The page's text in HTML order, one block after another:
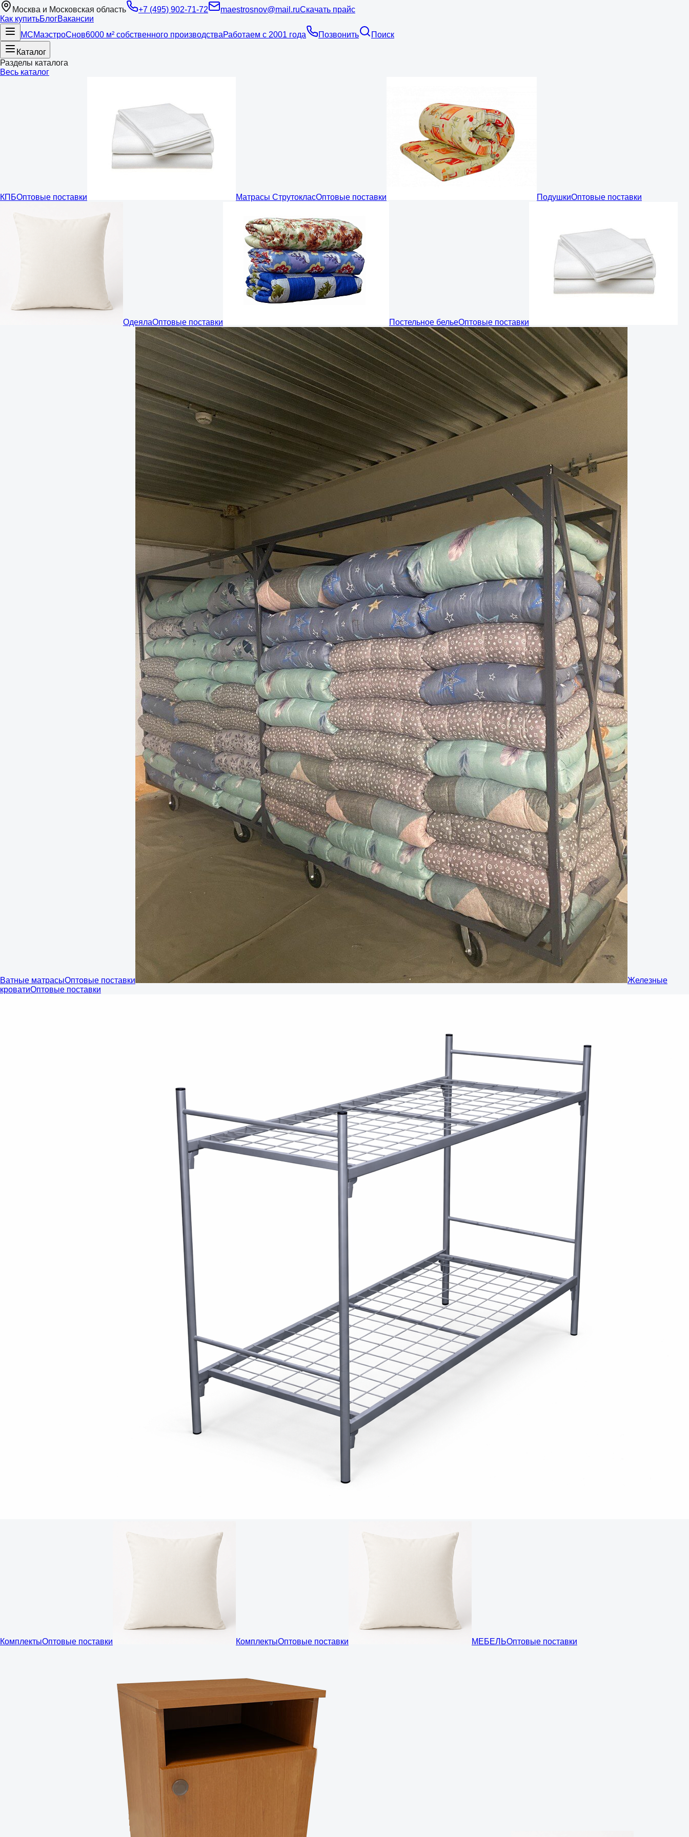
Москва и Московская область +7 (495) 902-71-72 maestrosnov@mail.ruСкачать прайс
Как купитьБлогВакансии
МСМаэстроСнов6000 м² собственного производстваРаботаем с 2001 года Позвонить
Поиск
Каталог
Разделы каталога
Весь каталог
КПБОптовые поставки Матрасы СтрутокласОптовые поставки ПодушкиОптовые поставки
ОдеялаОптовые поставки Постельное бельеОптовые поставки
Ватные матрасыОптовые поставки
Железные
кроватиОптовые поставки
КомплектыОптовые поставки КомплектыОптовые поставки МЕБЕЛЬОптовые поставки